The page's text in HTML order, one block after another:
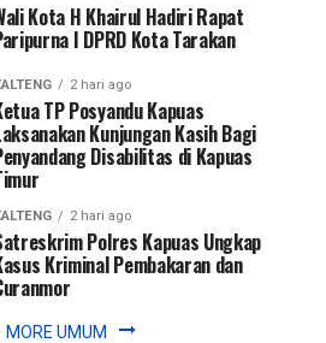
Kota H Khairul Hadiri Rapat
I DPRD Kota Tarakan
2 hari ago
TP Posyandu Kapuas
Kunjungan Kasih Bagi
Disabilitas di Kapuas
2 hari ago
Polres Kapuas Ungkap
Kriminal Pembakaran dan
MORE UMUM